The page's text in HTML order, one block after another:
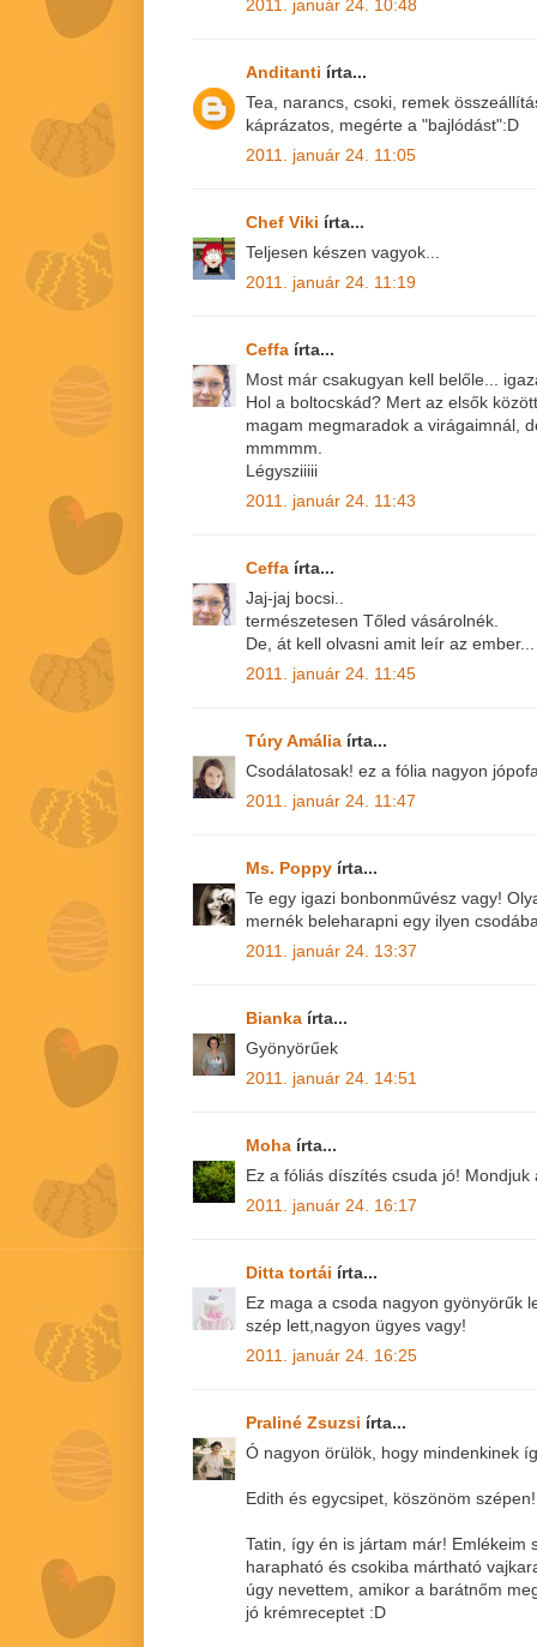
2011. január 24. 10:48
Anditanti írta...
Tea, narancs, csoki, remek
káprázatos, megérte a "bajlódást":D
2011. január 24. 11:05
Chef Viki írta...
Teljesen készen vagyok...
2011. január 24. 11:19
Ceffa írta...
Most már csakugyan kell belőle...
Hol a boltocskád? Mert az elsők
magam megmaradok a virágaimnál,
mmmmm.
Légysziiiii
2011. január 24. 11:43
Ceffa írta...
Jaj-jaj bocsi..
természetesen Tőled vásárolnék.
De, át kell olvasni amit leír az ember...
2011. január 24. 11:45
Túry Amália írta...
Csodálatosak! ez a fólia nagyon
2011. január 24. 11:47
Ms. Poppy írta...
Te egy igazi bonbonművész vagy!
mernék beleharapni egy ilyen
2011. január 24. 13:37
Bianka írta...
Gyönyörűek
2011. január 24. 14:51
Moha írta...
Ez a fóliás díszítés csuda jó!
2011. január 24. 16:17
Ditta tortái írta...
Ez maga a csoda nagyon gyönyörűk
szép lett,nagyon ügyes vagy!
2011. január 24. 16:25
Praliné Zsuzsi írta...
Ó nagyon örülök, hogy mindenkinek
Edith és egycsipet, köszönöm szépen!
Tatin, így én is jártam már! Emlékeim
harapható és csokiba mártható
úgy nevettem, amikor a barátnőm
jó krémreceptet :D